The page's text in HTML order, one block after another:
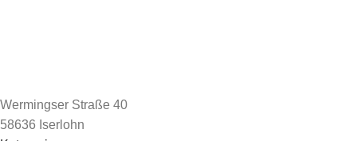
Wermingser Straße 40
58636 Iserlohn